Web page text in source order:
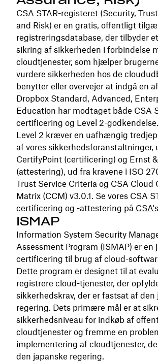
CSA STAR-registeret (Security,
and Risk) er en gratis, offentligt
registreringsdatabase, der tilbyder
sikring af sikkerheden i forbindelse
cloudtjenester, som hjælper
vurdere sikkerheden hos de
benytter eller overvejer at indgå en
Dropbox Standard, Advanced,
Education har modtaget både CSA
certificering og Level 2-
Level 2 kræver en uafhængig
af vores sikkerhedsforanstaltninger,
CertifyPoint (certificering) og Ernst
(attestering), ud fra kravene i ISO
Trust Service Criteria og CSA Cloud
Matrix (CCM) v3.0.1. Se vores CSA
certificering og -attestering på
ISMAP
Information System Security
Assessment Program (ISMAP) er en
certificering til brug af cloud-
Dette program er designet til at
registrere cloud-tjenester, der
sikkerhedskrav, der er fastsat af den
regering. Dets primære mål er at
sikkerhedsniveau for indkøb af
cloudtjenester og fremme en
implementering af cloudtjenester,
den japanske regering.